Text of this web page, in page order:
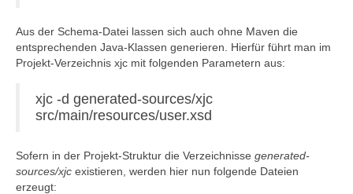
Aus der Schema-Datei lassen sich auch ohne Maven die
entsprechenden Java-Klassen generieren. Hierfür führt man im
Projekt-Verzeichnis xjc mit folgenden Parametern aus:
xjc -d generated-sources/xjc
src/main/resources/user.xsd
Sofern in der Projekt-Struktur die Verzeichnisse generated-
sources/xjc existieren, werden hier nun folgende Dateien
erzeugt: